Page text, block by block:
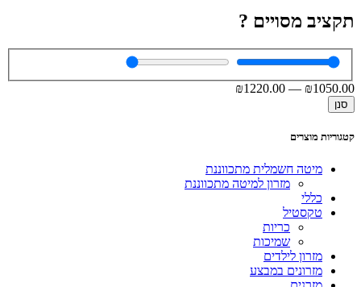
תקציב מסויים ?
₪1050.00
—
₪1220.00
סנן
קטגוריות מוצרים
מיטה חשמלית מתכווננת
מזרון למיטה מתכווננת
כללי
טקסטיל
כריות
שמיכות
מזרון לילדים
מזרונים במבצע